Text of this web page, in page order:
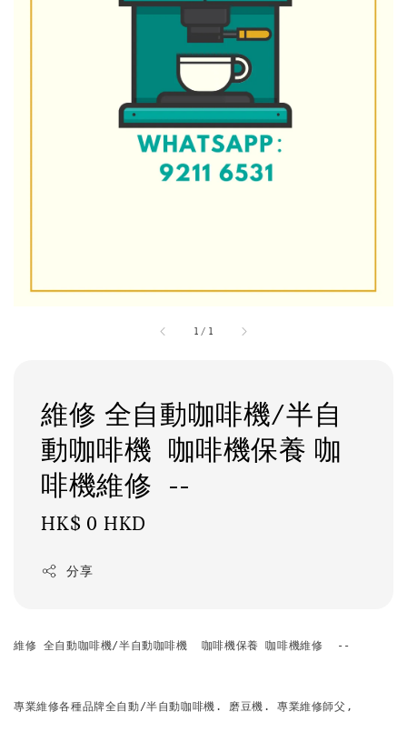
1 / 1
維修 全自動咖啡機/半自
動咖啡機 咖啡機保養 咖
啡機維修 --
Regular
HK$ 0 HKD
分享
維修 全自動咖啡機/半自動咖啡機  咖啡機保養 咖啡機維修  --
專業維修各種品牌全自動/半自動咖啡機. 磨豆機. 專業維修師父,